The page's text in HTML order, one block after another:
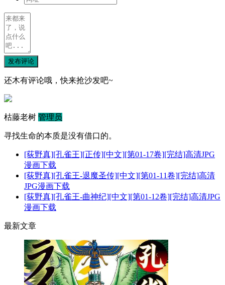
发布评论
还木有评论哦，快来抢沙发吧~
枯藤老树 管理员
寻找生命的本质是没有借口的。
[荻野真][孔雀王][正传][中文][第01-17卷][完结]高清JPG
漫画下载
[荻野真][孔雀王-退魔圣传][中文][第01-11卷][完结]高清
JPG漫画下载
[荻野真][孔雀王-曲神纪][中文][第01-12卷][完结]高清JPG
漫画下载
最新文章